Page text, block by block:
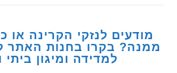
לנזקי הקרינה או כבר
בקרו בחנות האתר
למדידה ומיגון ביתי ואישי